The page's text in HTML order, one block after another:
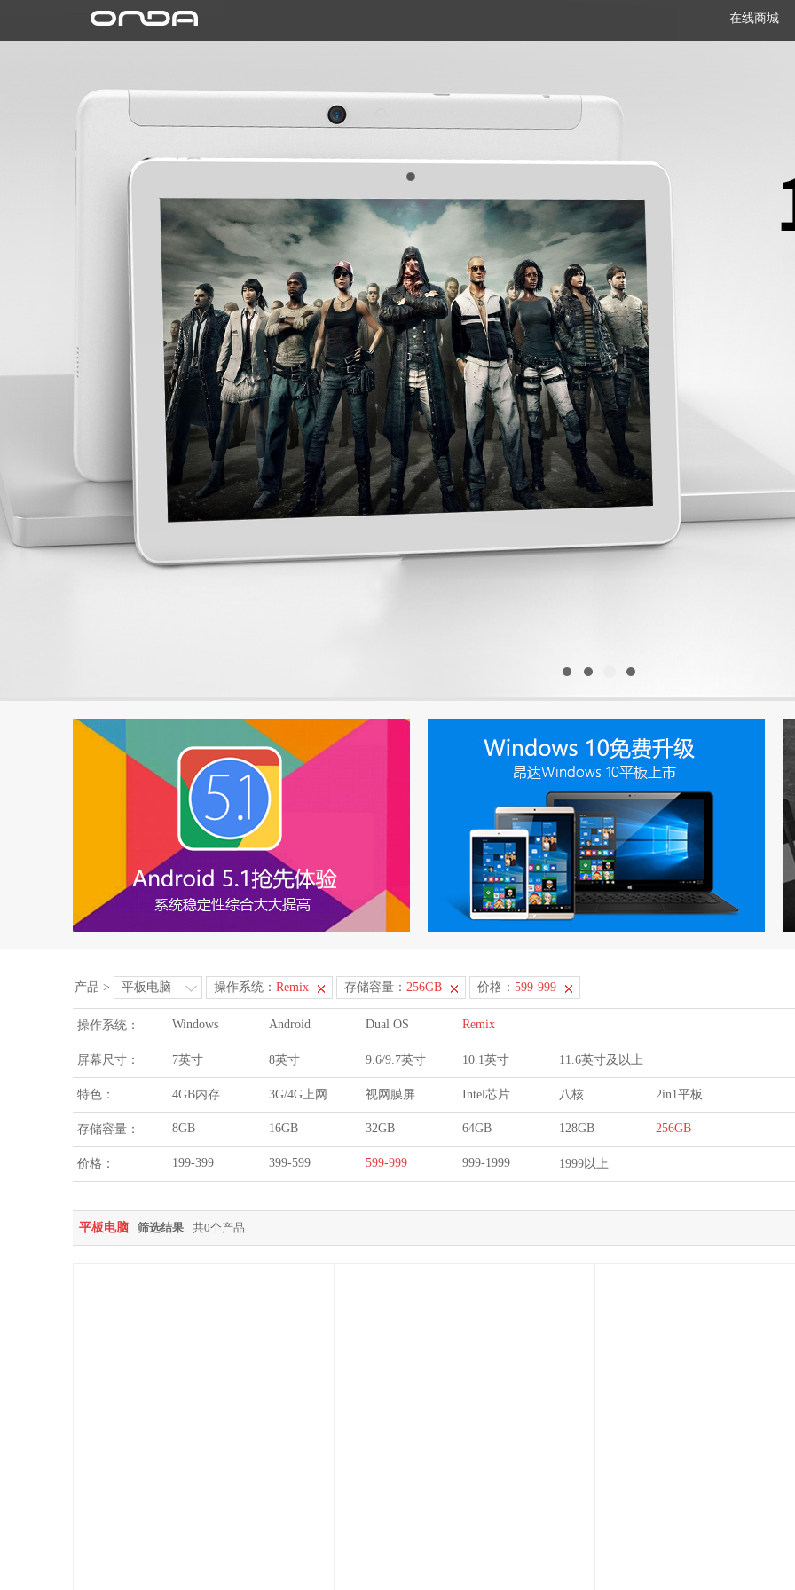
在线商城
笔记本
产品 > 平板电脑 操作系统： Remix 存储容量： 256GB 价格： 599-999
操作系统： Windows Android Dual OS Remix
屏幕尺寸： 7英寸 8英寸 9.6/9.7英寸 10.1英寸 11.6英寸及以上
特色： 4GB内存 3G/4G上网 视网膜屏 Intel芯片 八核 2in1平板
存储容量： 8GB 16GB 32GB 64GB 128GB 256GB
价格： 199-399 399-599 599-999 999-1999 1999以上
平板电脑 筛选结果 共0个产品